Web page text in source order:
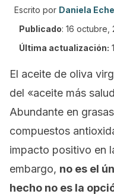
Escrito por Daniela
Publicado: 16 octubre,
Última actualización:
El aceite de oliva
del «aceite más
Abundante en
compuestos
impacto positivo en
embargo, no es el
hecho no es la